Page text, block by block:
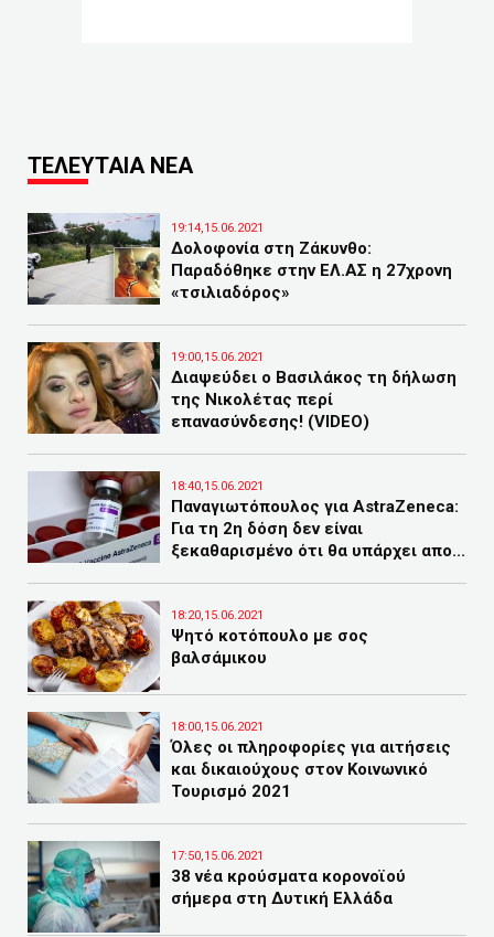
ΤΕΛΕΥΤΑΙΑ ΝΕΑ
19:14,15.06.2021
Δολοφονία στη Ζάκυνθο:
Παραδόθηκε στην ΕΛ.ΑΣ η 27χρονη
«τσιλιαδόρος»
19:00,15.06.2021
Διαψεύδει ο Βασιλάκος τη δήλωση
της Νικολέτας περί
επανασύνδεσης! (VIDEO)
18:40,15.06.2021
Παναγιωτόπουλος για AstraZeneca:
Για τη 2η δόση δεν είναι
ξεκαθαρισμένο ότι θα υπάρχει απο...
18:20,15.06.2021
Ψητό κοτόπουλο με σος
βαλσάμικου
18:00,15.06.2021
Όλες οι πληροφορίες για αιτήσεις
και δικαιούχους στον Κοινωνικό
Τουρισμό 2021
17:50,15.06.2021
38 νέα κρούσματα κορονοϊού
σήμερα στη Δυτική Ελλάδα